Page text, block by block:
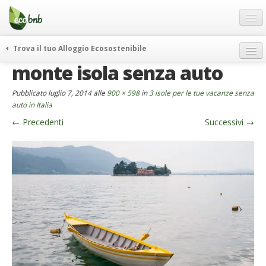
Menu
Salta
contenuto
Offerte Speciali
Regali
FAQ
Chi Siamo
Partner
Italiano
German
English
Spanish
Trova il tuo Alloggio Ecosostenibile
weekend green
curiosità
vivere e viaggiare verde
news ed eventi
ecohotel
rassegna stampa
monte isola senza auto
Pubblicatoluglio 7, 2014alle 900 × 598in 3 isole per le tue vacanze senza
auto in Italia
← Precedenti Successivi →